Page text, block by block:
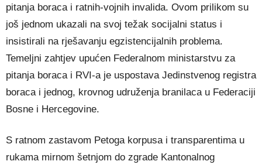
pitanja boraca i ratnih-vojnih invalida. Ovom prilikom su
još jednom ukazali na svoj težak socijalni status i
insistirali na rješavanju egzistencijalnih problema.
Temeljni zahtjev upućen Federalnom ministarstvu za
pitanja boraca i RVI-a je uspostava Jedinstvenog registra
boraca i jednog, krovnog udruženja branilaca u Federaciji
Bosne i Hercegovine.
S ratnom zastavom Petoga korpusa i transparentima u
rukama mirnom šetnjom do zgrade Kantonalnog